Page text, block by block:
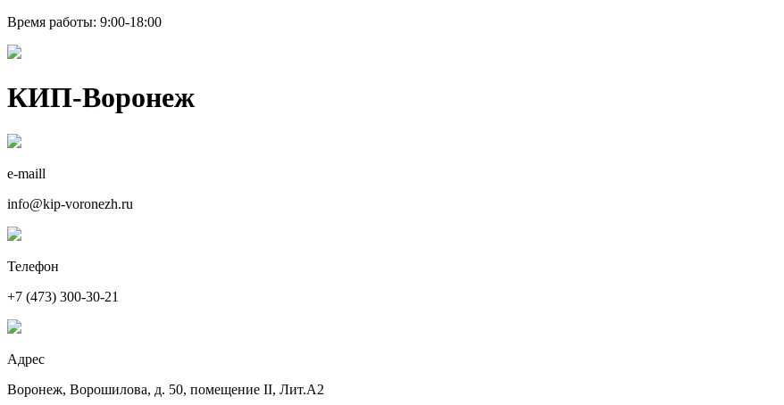
Время работы: 9:00-18:00
КИП-Воронеж
e-maill
info@kip-voronezh.ru
Телефон
+7 (473) 300-30-21
Адрес
Воронеж, Ворошилова, д. 50, помещение II, Лит.А2